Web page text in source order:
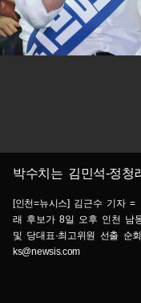
박수치는 김민석-정청
[인천=뉴시스] 김근수 기자
래 후보가 8일 오후 인천 남
및 당대표·최고위원 선출 순
ks@newsis.com